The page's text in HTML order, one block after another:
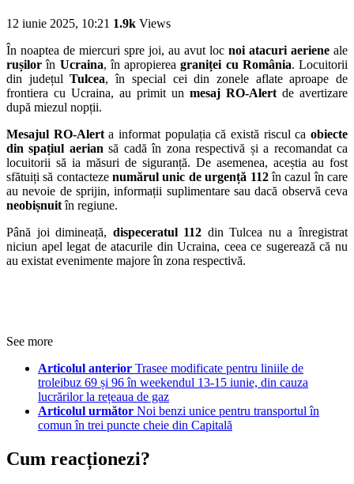
12 iunie 2025, 10:21 1.9k Views
În noaptea de miercuri spre joi, au avut loc noi atacuri aeriene ale
rușilor în Ucraina, în apropiereagraniței cu România. Locuitorii
din județulTulcea, în special cei din zonele aflate aproape de
frontiera cu Ucraina, au primit un mesaj RO-Alert de avertizare
după miezul nopții.
Mesajul RO-Alerta informat populația că există riscul caobiecte
din spațiul aerian să cadă în zona respectivă și a recomandat ca
locuitorii să ia măsuri de siguranță. De asemenea, aceștia au fost
sfătuiți să contactezenumărul unic de urgență 112în cazul în care
au nevoie de sprijin, informații suplimentare sau dacă observă ceva
neobișnuitîn regiune.
Până joi dimineață, dispeceratul 112 din Tulcea nu a înregistrat
niciun apel legat de atacurile din Ucraina, ceea ce sugerează că nu
au existat evenimente majore în zona respectivă.
See more
Articolul anterior Trasee modificate pentru liniile de
troleibuz 69 și 96 în weekendul 13-15 iunie, din cauza
lucrărilor la rețeaua de gaz
Articolul următor Noi benzi unice pentru transportul în
comun în trei puncte cheie din Capitală
Cum reacționezi?